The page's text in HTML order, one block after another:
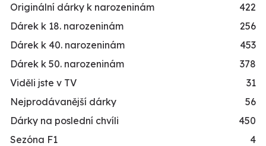
Originální dárky k narozeninám
422
Dárek k 18. narozeninám
256
Dárek k 40. narozeninám
453
Dárek k 50. narozeninám
378
Viděli jste v TV
31
Nejprodávanější dárky
56
Dárky na poslední chvíli
450
Sezóna F1
4